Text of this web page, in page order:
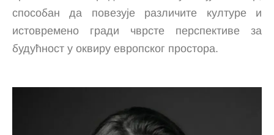
способан да повезује различите културе и
истовремено гради чврсте перспективе за
будућност у оквиру европског простора.